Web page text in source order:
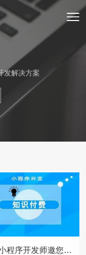
发解决方案
专业小程序开发师邀您开启小程序创作之旅，轻松成为制作高手